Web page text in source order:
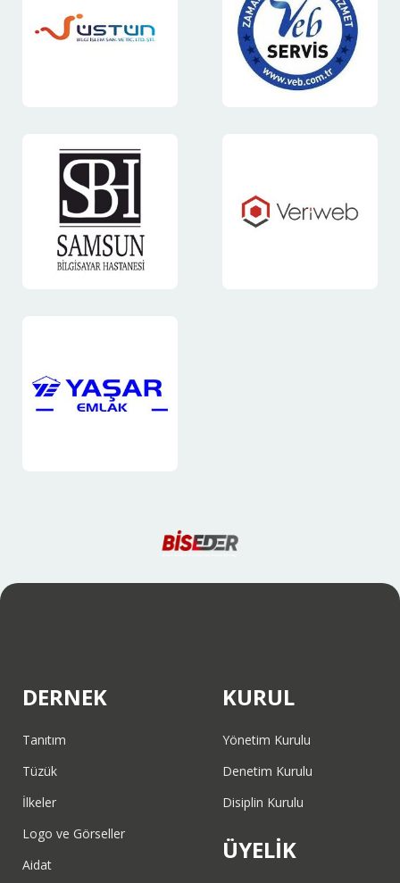
DERNEK
Tanıtım
Tüzük
İlkeler
Logo ve Görseller
Aidat
KURUL
Yönetim Kurulu
Denetim Kurulu
Disiplin Kurulu
ÜYELİK